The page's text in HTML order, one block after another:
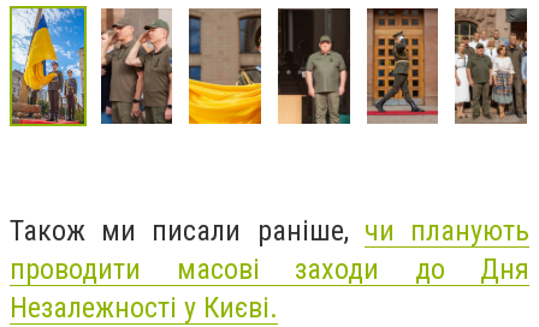
Також ми писали раніше, чи планують
проводити масові заходи до Дня
Незалежності у Києві.